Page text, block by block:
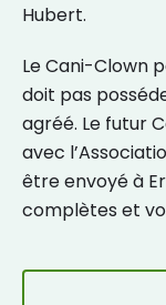
Hubert.
Le Cani-Clown
doit pas
agréé. Le futur
avec
être envoyé à
complètes et